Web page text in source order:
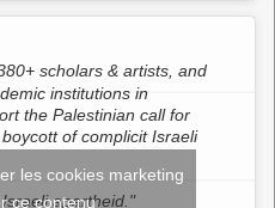
scholars & artists, and
institutions in
the Palestinian call for
of complicit Israeli
apartheid."
les cookies marketing
ce contenu